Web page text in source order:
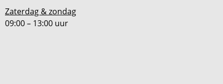
Zaterdag & zondag
09:00 – 13:00 uur